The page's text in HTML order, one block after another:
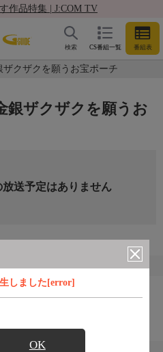
作品特集 | J:COM TV
CS番組一覧 番組表
検索
クザクを願うお宝ポーチ
しました[error]
OK
銀ザクザクを願うお
放送予定はありません